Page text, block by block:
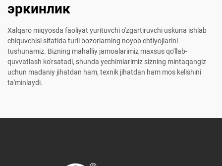
эркинлик
Xalqaro miqyosda faoliyat yurituvchi o'zgartiruvchi uskuna ishlab
chiquvchisi sifatida turli bozorlarning noyob ehtiyojlarini
tushunamiz. Bizning mahalliy jamoalarimiz maxsus qo'llab-
quvvatlash ko'rsatadi, shunda yechimlarimiz sizning mintaqangiz
uchun madaniy jihatdan ham, texnik jihatdan ham mos kelishini
ta'minlaydi.